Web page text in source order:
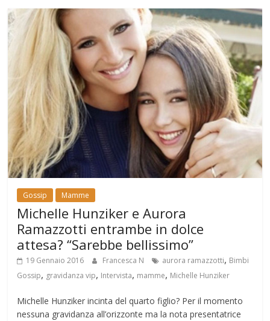
Gossip Mamme
Michelle Hunziker e Aurora
Ramazzotti entrambe in dolce
attesa? “Sarebbe bellissimo”
19 Gennaio 2016 Francesca N aurora ramazzotti, Bimbi
Gossip, gravidanza vip, Intervista, mamme, Michelle Hunziker
Michelle Hunziker incinta del quarto figlio? Per il momento
nessuna gravidanza all’orizzonte ma la nota presentatrice